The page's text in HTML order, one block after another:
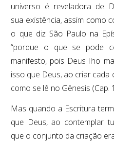
universo é reveladora de
sua existência, assim como
o que diz São Paulo na
“porque o que se pode
manifesto, pois Deus Iho
isso que Deus, ao criar cada
como se lê no Gênesis (Cap.
Mas quando a Escritura
que Deus, ao contemplar
que o conjunto da criação